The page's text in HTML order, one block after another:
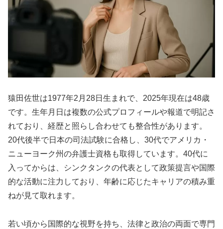
猿田佐世は1977年2月28日生まれで、2025年現在は48歳
です。生年月日は複数の公式プロフィールや報道で明記さ
れており、経歴と照らし合わせても整合性があります。
20代後半で日本の司法試験に合格し、30代でアメリカ・
ニューヨーク州の弁護士資格も取得しています。40代に
入ってからは、シンクタンクの代表として政策提言や国際
的な活動に注力しており、年齢に応じたキャリアの積み重
ねが見て取れます。
若い頃から国際的な視野を持ち、法律と政治の両面で専門